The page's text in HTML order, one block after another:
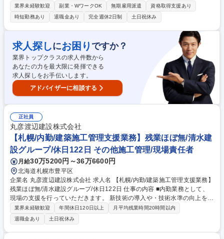
を3Dモデルに作成する業務を担当。使用ツール：AUTOCAD/Revit/Vector
works/photoshop/Illustrator [案件例]○建築物:オフィスビル,商業施設,病院,
マンション,教育施設(学校/図書館),公共施設(駅舎/官公庁施設/地方自治体),
娯楽施設(ホテル/式場),空港,工場 ○構造物:道路,橋梁,トンネル,河川,鉄道,上
下水道,ダム ○工程:基本設計(デザイン/間取り),設計検討用モデルの作成,実
施設計,意匠,造設計(基礎/骨組み/柱/梁の設計),設備設計,生産設計,工程管理,
安全管理,建築費用算出/見積,調査業務,概略設計,予備設計,施工計画書作成
募集職種 滋賀【BIM・建築CAD】オープンポジション/無期雇用派遣
業界未経験歓迎 副業・WワークOK 無期雇用派遣
資格取得支援あり
時短勤務あり
退職金あり 完全週休2日制 土日祝休み
求人探しにお困り ですか？
業界トップクラスの求人件数から
あなたの力を最大限に発揮できる
求人探しをお手伝いします。
アドバイザーに相談する
正社員
丸彦渡辺建設株式会社
【札幌/内勤/建築施工管理支援業務】残業ほぼ無/清水建
設グループ/休日122日 その他施工管理/現場責任者
月給30万5200円～36万6600円
北海道札幌市豊平区
企業名 丸彦渡辺建設株式会社 求人名 【札幌/内勤/建築施工管理支援業務】
残業ほぼ無/清水建設グループ/休日122日 仕事の内容 ■内勤業務として、
現場の支援を行っていただきます。 新技術の導入や・技術水準の向上を図
り、技術継承業務を行います。現場業務の集約化・標準化・効率化を推進
し、生産性の向上を図る業務になります。 現場からの要望に応じて、下記
業務に業務に従事頂きます。 (1)施工計画書作成 (2)スパイダープラス業務
(3)CAD図面修正（JWW） (4)竣工書類作成支援 他 (5)機械が作成した施工
業界未経験歓迎 年間休日120日以上
月平均残業時間20時間以内
退職金あり
土日祝休み